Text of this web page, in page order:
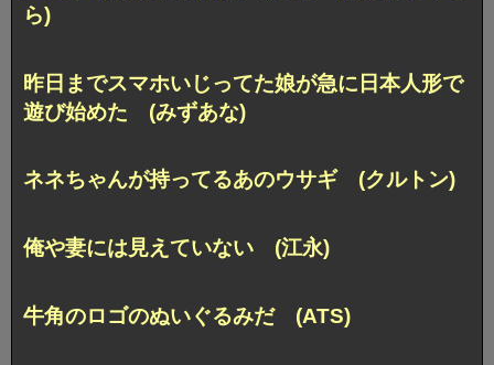
ら)
昨日までスマホいじってた娘が急に日本人形で
遊び始めた (みずあな)
ネネちゃんが持ってるあのウサギ (クルトン)
俺や妻には見えていない (江永)
牛角のロゴのぬいぐるみだ (ATS)